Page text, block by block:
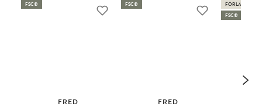
FRED
FSC®
FRED
FSC®
FSC®